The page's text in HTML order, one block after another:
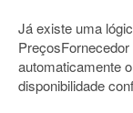
Já existe uma
automaticamente
disponibilidade